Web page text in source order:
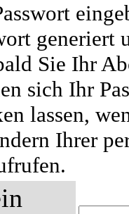
generiert
Sie Ihr
sich Ihr
lassen,
Ihrer